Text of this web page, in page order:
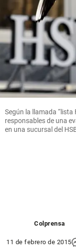
Según la llamada “lista
responsables de una
en una sucursal del
Colprensa
11 de febrero de 2015